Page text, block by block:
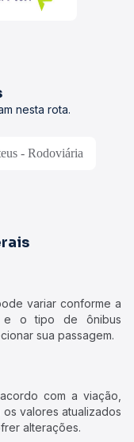
nesta rota.
- Rodoviária
variar conforme a
e o tipo de ônibus
sua passagem.
com a viação,
valores atualizados
alterações.